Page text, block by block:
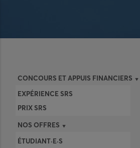
CONCOURS ET APPUIS FINANCIERS
EXPÉRIENCE SRS
PRIX SRS
NOS OFFRES
ÉTUDIANT·E·S